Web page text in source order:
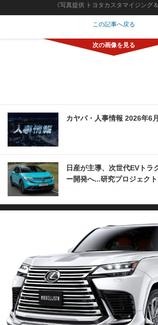
《写真提供 トヨタカスタマイジング
この記事へ戻る
カヤバ・人事情報 2026年6
日産が主導、次世代EVトラ
ー開発へ...研究プロジェク